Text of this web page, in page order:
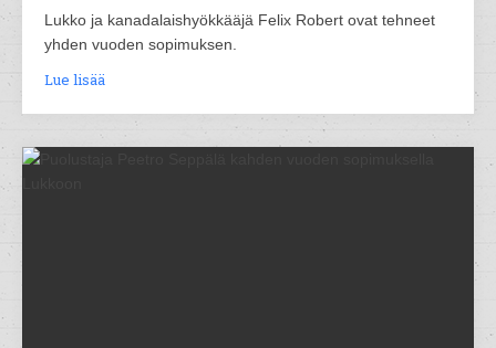
Lukko ja kanadalaishyökkääjä Felix Robert ovat tehneet
yhden vuoden sopimuksen.
Lue lisää